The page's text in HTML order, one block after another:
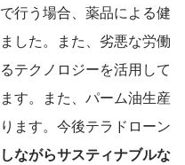
行う場合、薬品による健
した。また、劣悪な労働
テクノロジーを活用して
す。また、パーム油生産
ます。今後テラドローン
ながらサスティナブルな